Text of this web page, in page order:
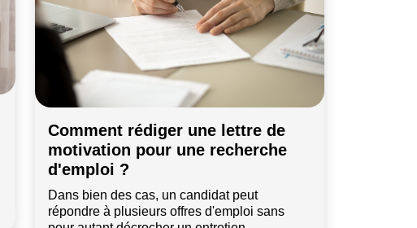
Comment rédiger une lettre de
motivation pour une recherche
d'emploi ?
Dans bien des cas, un candidat peut
répondre à plusieurs offres d'emploi sans